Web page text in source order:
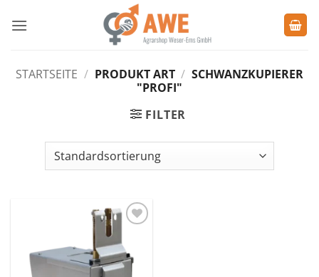
Inhalt
STARTSEITE / PRODUKT ART / SCHWANZKUPIERER
"PROFI"
FILTER
Zu den
Favoriten
hinzufügen